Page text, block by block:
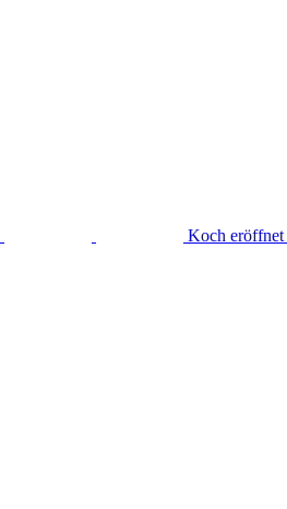
Koch eröffnet